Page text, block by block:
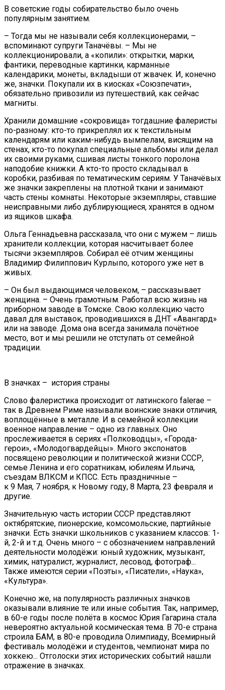
В советские годы собирательство было очень
популярным занятием.
– Тогда мы не называли себя коллекционерами, –
вспоминают супруги Таначёвы. – Мы не
коллекционировали, а «копили»: открытки, марки,
фантики, переводные картинки, карманные
календарики, монеты, вкладыши от жвачек. И, конечно
же, значки. Покупали их в киосках «Союзпечати»,
обязательно привозили из путешествий, как сейчас
магниты.
Хранили домашние «сокровища» тогдашние фалеристы
по-разному: кто-то прикреплял их к текстильным
календарям или каким-нибудь вымпелам, висящим на
стенах, кто-то покупал специальные альбомы или делал
их своими руками, сшивая листы тонкого поролона
наподобие книжки. А кто-то просто складывал в
коробки, разбивая по тематическим сериям. У Таначёвых
же значки закреплены на плотной ткани и занимают
часть стены комнаты. Некоторые экземпляры, ставшие
неисправными либо дублирующиеся, хранятся в одном
из ящиков шкафа.
Ольга Геннадьевна рассказала, что они с мужем – лишь
хранители коллекции, которая насчитывает более
тысячи экземпляров. Собирал её отчим женщины
Владимир Филиппович Курлыпо, которого уже нет в
живых.
– Он был выдающимся человеком, – рассказывает
женщина. – Очень грамотным. Работал всю жизнь на
приборном заводе в Томске. Свою коллекцию часто
давал для выставок, проводившихся в ДНТ «Авангард»
или на заводе. Дома она всегда занимала почётное
место, вот и мы решили не отступать от семейной
традиции.
В значках – история страны
Слово фалеристика происходит от латинского falerae –
так в Древнем Риме называли воинские знаки отличия,
воплощённые в металле. И в семейной коллекции
военное направление – одно из главных. Оно
прослеживается в сериях «Полководцы», «Города-
герои», «Молодогвардейцы». Много экспонатов
посвящено революции и политической жизни СССР,
семье Ленина и его соратникам, юбилеям Ильича,
съездам ВЛКСМ и КПСС. Есть праздничные –
к 9 Мая, 7 ноября, к Новому году, 8 Марта, 23 февраля и
другие.
Значительную часть истории СССР представляют
октябрятские, пионерские, комсомольские, партийные
значки. Есть значки школьников с указанием классов: 1-
й, 2-й и т.д. Очень много – с обозначением направлений
деятельности молодёжи: юный художник, музыкант,
химик, натуралист, журналист, лесовод, фотограф...
Также имеются серии «Поэты», «Писатели», «Наука»,
«Культура».
Конечно же, на популярность различных значков
оказывали влияние те или иные события. Так, например,
в 60-е годы после полёта в космос Юрия Гагарина стала
невероятно актуальной космическая тема. В 70-е страна
строила БАМ, в 80-е проводила Олимпиаду, Всемирный
фестиваль молодёжи и студентов, чемпионат мира по
хоккею... Отголоски этих исторических событий нашли
отражение в значках.